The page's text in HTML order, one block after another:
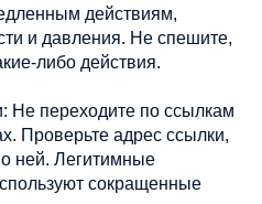
действиям,
и давления. Не спешите,
либо действия.
Не переходите по ссылкам
Проверьте адрес ссылки,
ней. Легитимные
сокращенные